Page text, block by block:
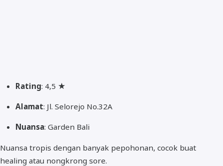
Rating: 4,5 ★
Alamat: Jl. Selorejo No.32A
Nuansa: Garden Bali
Nuansa tropis dengan banyak pepohonan, cocok buat
healing atau nongkrong sore.